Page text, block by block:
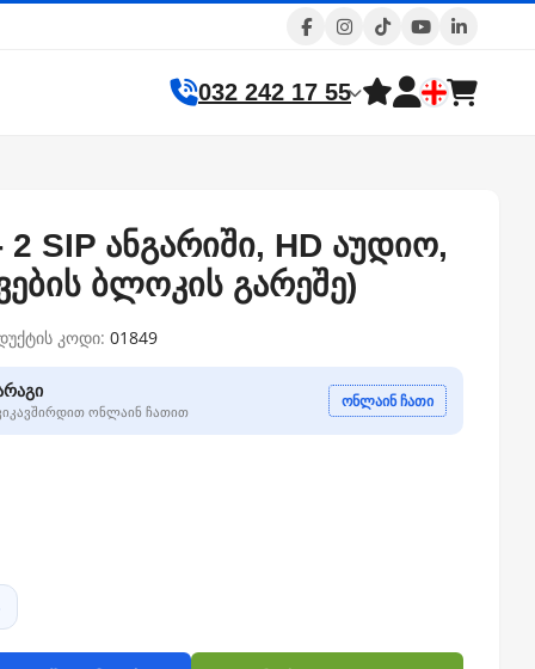
032 242 17 55
SIP ანგარიში, HD აუდიო,
ბლოკის გარეშე)
კოდი: 01849
ონლაინ ჩათით
ონლაინ ჩათი